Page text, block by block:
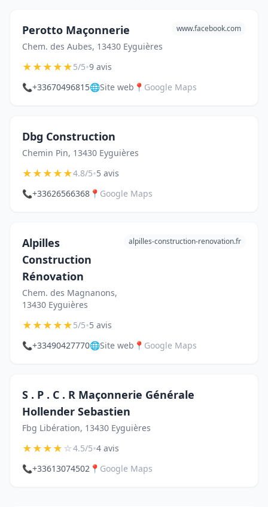
Perotto Maçonnerie
Chem. des Aubes, 13430 Eyguières
www.facebook.com
★★★★★5/5•9 avis
📞+33670496815🌐Site web 📍 Google Maps
Dbg Construction
Chemin Pin, 13430 Eyguières
★★★★★4.8/5•5 avis
📞+33626566368 📍 Google Maps
Alpilles
Construction
Rénovation
Chem. des Magnanons,
13430 Eyguières
alpilles-construction-renovation.fr
★★★★★5/5•5 avis
📞+33490427770🌐Site web 📍 Google Maps
S . P . C . R Maçonnerie Générale
Hollender Sebastien
Fbg Libération, 13430 Eyguières
★★★★☆4.5/5•4 avis
📞+33613074502 📍 Google Maps